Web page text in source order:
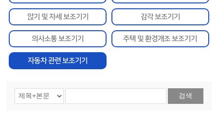
앉기 및 자세 보조기기 감각 보조기기
의사소통 보조기기 주택 및 환경개조 보조기기
자동차 관련 보조기기
검색